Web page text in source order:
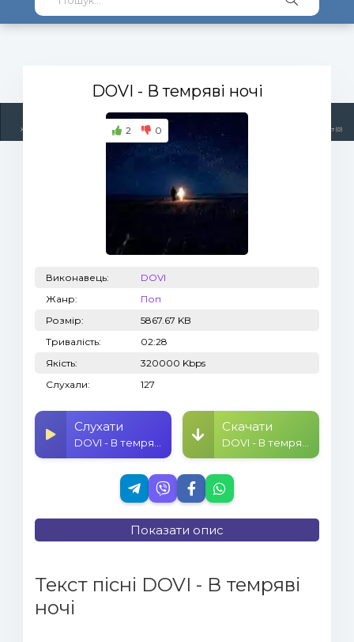
Жанри Топ 100 Плейлист (0)
DOVI - В темряві ночі
2 0
Виконавець:
DOVI
Жанр:
Поп
Розмір:
5867.67 KB
Тривалість:
02:28
Якість:
320000 Kbps
Слухали:
127
Слухати Скачати
Показати опис
Текст пісні DOVI - В темряві
ночі